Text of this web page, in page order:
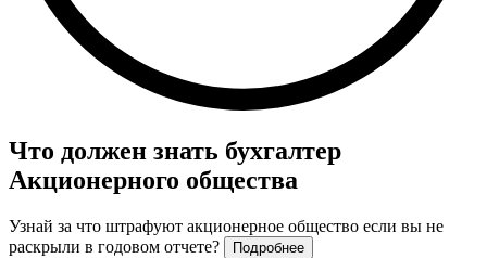
Что должен знать бухгалтер
Акционерного общества
Узнай за что штрафуют акционерное общество если вы не
раскрыли в годовом отчете?
Подробнее